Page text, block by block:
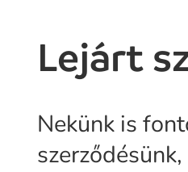
Lejárt
Nekünk is